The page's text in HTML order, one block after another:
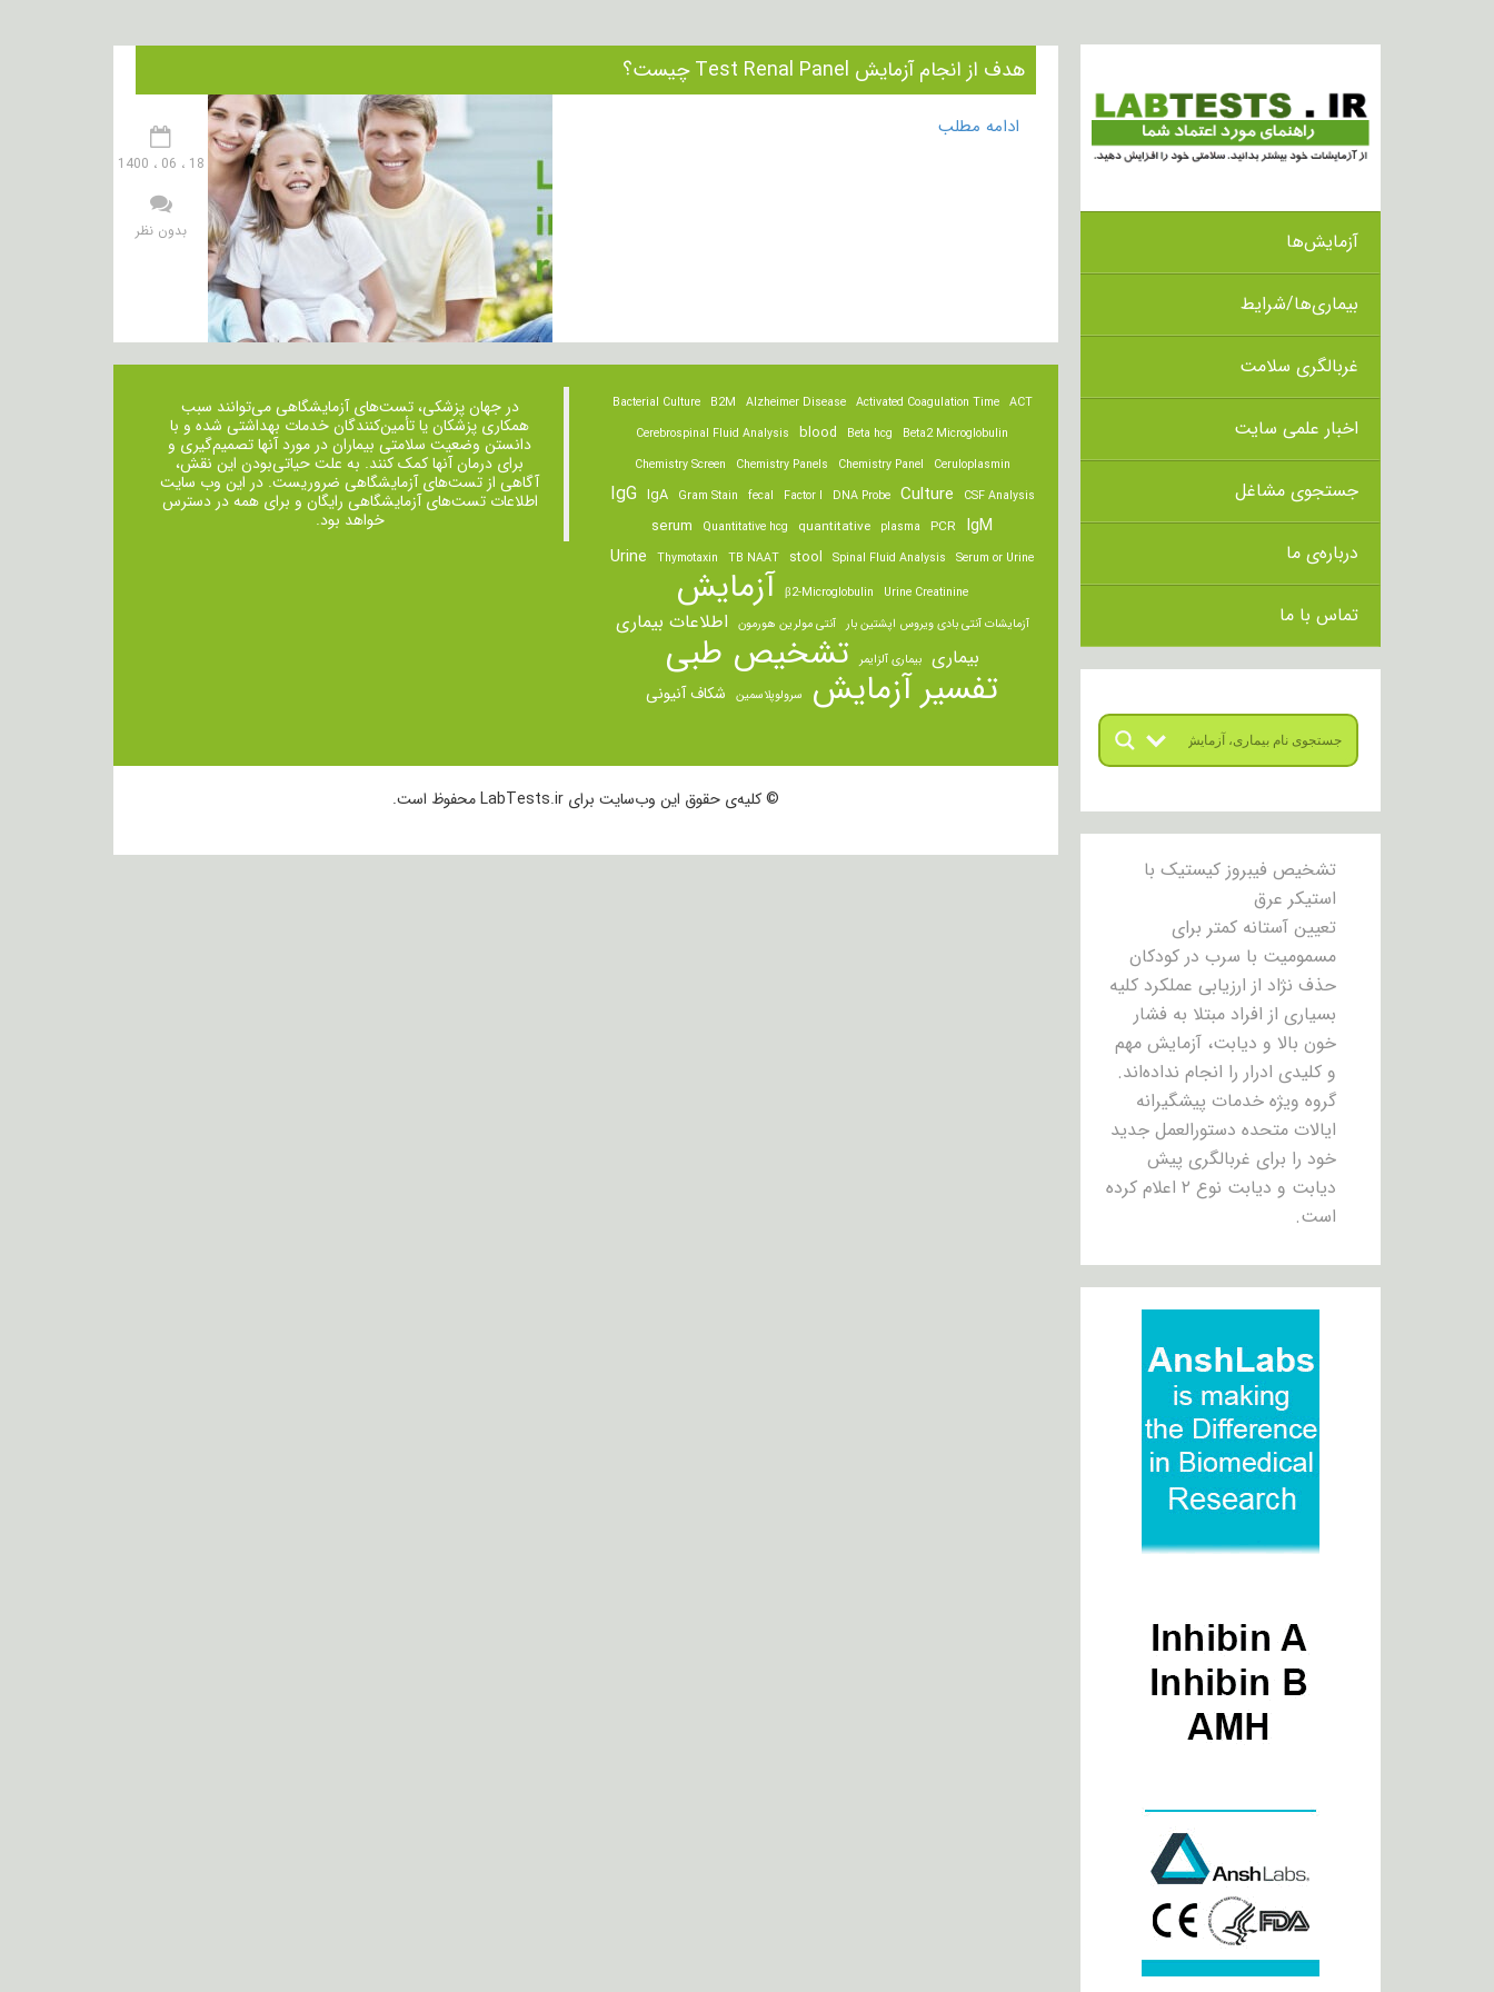
آزمایش‌ها
بیماری‌ها/شرایط
غربالگری سلامت
اخبار علمی سایت
جستجوی مشاغل
درباره‌ی ما
تماس با ما
تشخیص فیبروز کیستیک با
استیکر عرق
تعیین آستانه کمتر برای
مسمومیت با سرب در کودکان
حذف نژاد از ارزیابی عملکرد کلیه
بسیاری از افراد مبتلا به فشار
خون بالا و دیابت، آزمایش مهم
و کلیدی ادرار را انجام نداده‌اند.
گروه ویژه خدمات پیشگیرانه
ایالات متحده دستورالعمل جدید
خود را برای غربالگری پیش
دیابت و دیابت نوع ۲ اعلام کرده
است.
هدف از انجام آزمایش Test Renal Panel چیست؟
18 ، 06 ، 1400
بدون نظر
ادامه مطلب
ACT
Activated Coagulation Time
Alzheimer Disease
B2M
Bacterial Culture
Beta2 Microglobulin
Beta hcg
blood
Cerebrospinal Fluid Analysis
Ceruloplasmin
Chemistry Panel
Chemistry Panels
Chemistry Screen
CSF Analysis
Culture
DNA Probe
Factor I
fecal
Gram Stain
IgA
IgG
IgM
PCR
plasma
quantitative
Quantitative hcg
serum
Serum or Urine
Spinal Fluid Analysis
stool
TB NAAT
Thymotaxin
Urine
Urine Creatinine
β2-Microglobulin آزمایش
آزمایشات آنتی بادی ویروس اپشتین بار آنتی مولرین هورمون اطلاعات بیماری
بیماری بیماری آلزایمر تشخیص طبی
تفسیر آزمایش سرولوپلاسمین شکاف آنیونی
در جهان پزشکی، تست‌های آزمایشگاهی می‌توانند سبب
همکاری پزشکان یا تأمین‌کنندگان خدمات بهداشتی شده و با
دانستن وضعیت سلامتی بیماران در مورد آنها تصمیم‌گیری و
برای درمان ‌آنها کمک کنند. به علت حیاتی‌بودن این نقش،
آگاهی از تست‌های آزمایشگاهی ضروریست. در این وب سایت
اطلاعات تست‌های آزمایشگاهی رایگان و برای همه در دسترس
خواهد بود.
© کلیه‌ی حقوق این وب‌سایت برای LabTests.ir محفوظ است.